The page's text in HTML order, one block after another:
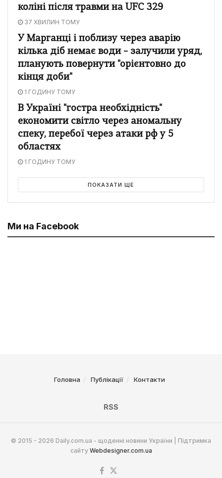
коліні після травми на UFC 329
37 ХВИЛИН ТОМУ
У Марганці і поблизу через аварію
кілька діб немає води – залучили уряд,
планують повернути "орієнтовно до
кінця доби"
1 ГОДИНУ ТОМУ
В Україні "гостра необхідність"
економити світло через аномальну
спеку, перебої через атаки рф у 5
областях
1 ГОДИНУ ТОМУ
ПОКАЗАТИ ЩЕ
Ми на Facebook
Головна Публікації Контакти
RSS
© 2015 - 2026 Daily.com.ua - щоденні новини України | Підтримка
сайту Webdesigner.com.ua